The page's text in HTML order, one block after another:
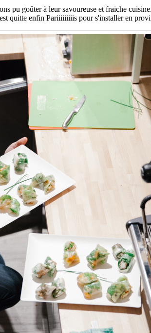
pu goûter à leur savoureuse et fraiche
quitte enfin Pariiiiiiiiis pour s'installer en